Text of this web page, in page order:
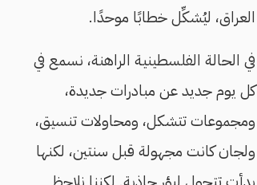
العراق، ليُشكِّل خطابًا موحدًا.
في الحالة الفلسطينية الراهنة، نسمع في
كل يوم جديد عن مبادرات جديدة،
ومجموعات تتشكل، ومحاولات تنسيق،
ولجان كانت مجهولة قبل سنتين، لكنها